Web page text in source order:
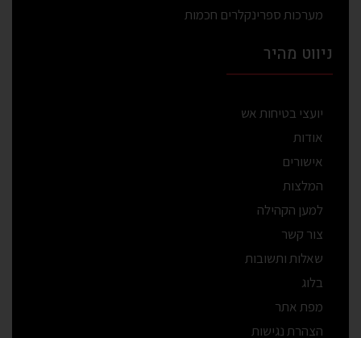
מערכות ספרינקלרים חכמות
ניווט מהיר
יועצי בטיחות אש
אודות
אישורים
המלצות
למען הקהילה
צור קשר
שאלות ותשובות
בלוג
מפת אתר
הצהרת נגישות